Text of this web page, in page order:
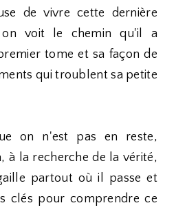
de vivre cette dernière
on voit le chemin qu'il a
tome et sa façon de
qui troublent sa petite
on n'est pas en reste,
à la recherche de la vérité,
partout où il passe et
clés pour comprendre ce